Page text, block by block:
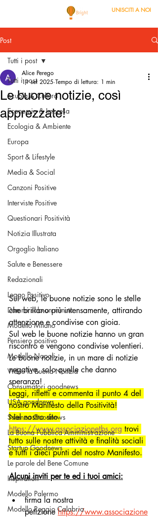
UNISCITI A NOI
Post
Tutti i post
Scuola & Cultura
Economia & Impresa
Ecologia & Ambiente
Europa
Sport & Lifestyle
Media & Social
Canzoni Positive
Interviste Positive
Questionari Positività
Notizia Illustrata
Orgoglio Italiano
Salute e Benessere
Redazionali
Leggo Positivo
Dammi solo un minuto
Modello Milano
Pensiero positivo
Modello Napoli
Video la Buona Notizia
Consumatori goodnews
USA goodnews
Scienza Goodnews
La Buona Pubblica Amministrazione
Startup Goodnews
Le parole del Bene Comune
Inspiration
Modello Palermo
Modello Reggio Calabria
Tutti i post
Le buone notizie, così
apprezzate!
Alice Perego
11 set 2025 Tempo di lettura: 1 min
Sul web, le buone notizie sono le stelle
che brillano più intensamente, attirando
attenzione e condivise con gioia.
Sul web le buone notizie hanno un gran
riscontro e vengono condivise volentieri.
Le buone notizie, in un mare di notizie
negative, solo quelle che danno
speranza!
Leggi, rifletti e commenta il punto 4 del
nostro Manifesto della Positività!
Nel nostro sito
https://www.associazionetbs.org trovi
tutto sulle nostre attività e finalità sociali
e tutti i dieci punti del nostro Manifesto.
Alcuni inviti per te ed i tuoi amici:
firma la nostra
petizione https://www.associazione